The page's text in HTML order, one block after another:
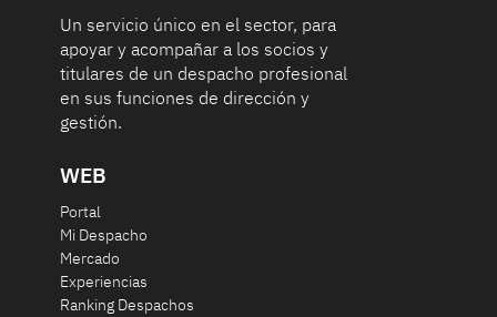
Un servicio único en el sector, para
apoyar y acompañar a los socios y
titulares de un despacho profesional
en sus funciones de dirección y
gestión.
WEB
Portal
Mi Despacho
Mercado
Experiencias
Ranking Despachos